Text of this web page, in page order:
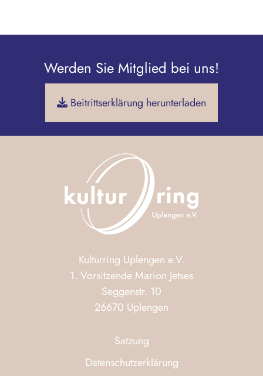
Werden Sie Mitglied bei uns!
Beitrittserklärung herunterladen
Kulturring Uplengen e.V.
1. Vorsitzende Marion Jetses
Seggenstr. 10
26670 Uplengen
Satzung
Datenschutzerklärung